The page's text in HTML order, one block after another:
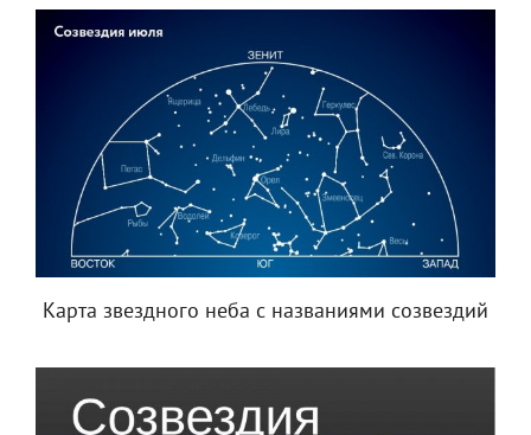
Карта звездного неба с названиями созвездий